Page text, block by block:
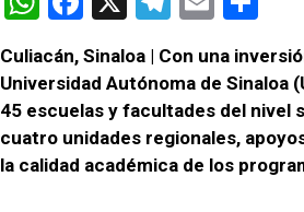
at
s
A
p
ce
b
o
o
e
gr
a
m
ail m
p
ar
tir
Culiacán, Sinaloa | Con una
Universidad Autónoma de Sinaloa
45 escuelas y facultades del nivel
cuatro unidades regionales,
la calidad académica de los